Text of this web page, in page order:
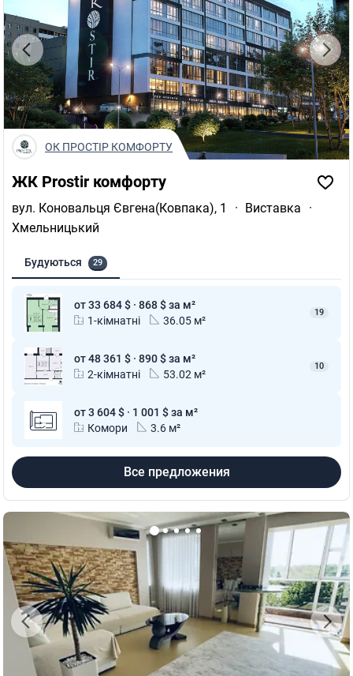
ЖК Prostir комфорту
вул. Коновальця Євгена(Ковпака), 1 · Виставка
·
Хмельницький
Будуються 29
от 33 684 $ · 868 $ за м²
1-кімнатні
36.05 м²
19
от 48 361 $ · 890 $ за м²
2-кімнатні
53.02 м²
10
от 3 604 $ · 1 001 $ за м²
Комори
3.6 м²
Все предложения
ОК ПРОСТІР КОМФОРТУ